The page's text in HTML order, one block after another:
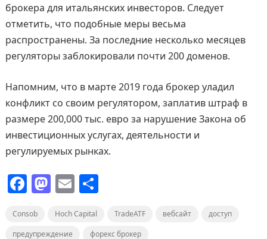
брокера для итальянских инвесторов. Следует
отметить, что подобные меры весьма
распространены. За последние несколько месяцев
регуляторы заблокировали почти 200 доменов.
Напомним, что в марте 2019 года брокер уладил
конфликт со своим регулятором, заплатив штраф в
размере 200,000 тыс. евро за нарушение Закона об
инвестиционных услугах, деятельности и
регулируемых рынках.
F
a
c
M
a
st
E
m
ai
О
Consob Hoch Capital TradeATF вебсайт
доступ
предупреждение
форекс брокер